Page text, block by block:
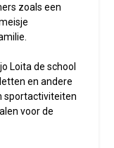
zoals een
Loita de school
en andere
sportactiviteiten
voor de